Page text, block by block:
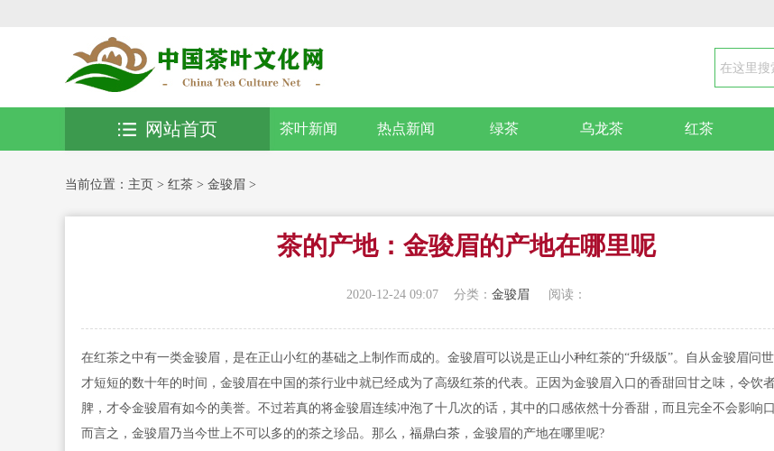
茶叶新闻 热点新闻 绿茶 乌龙茶 红茶
网站首页
当前位置： 主页 > 红茶 > 金骏眉 >
茶的产地：金骏眉的产地在哪里呢
2020-12-24 09:07 分类： 金骏眉 阅读：
在红茶之中有一类金骏眉，是在正山小红的基础之上制作而成的。金骏眉可以说是正山小种红茶的“升级版”。自从金骏眉问
才短短的数十年的时间，金骏眉在中国的茶行业中就已经成为了高级红茶的代表。正因为金骏眉入口的香甜回甘之味，令饮
脾，才令金骏眉有如今的美誉。不过若真的将金骏眉连续冲泡了十几次的话，其中的口感依然十分香甜，而且完全不会影响
而言之，金骏眉乃当今世上不可以多的的茶之珍品。那么， 福鼎白茶，金骏眉的产地在哪里呢?